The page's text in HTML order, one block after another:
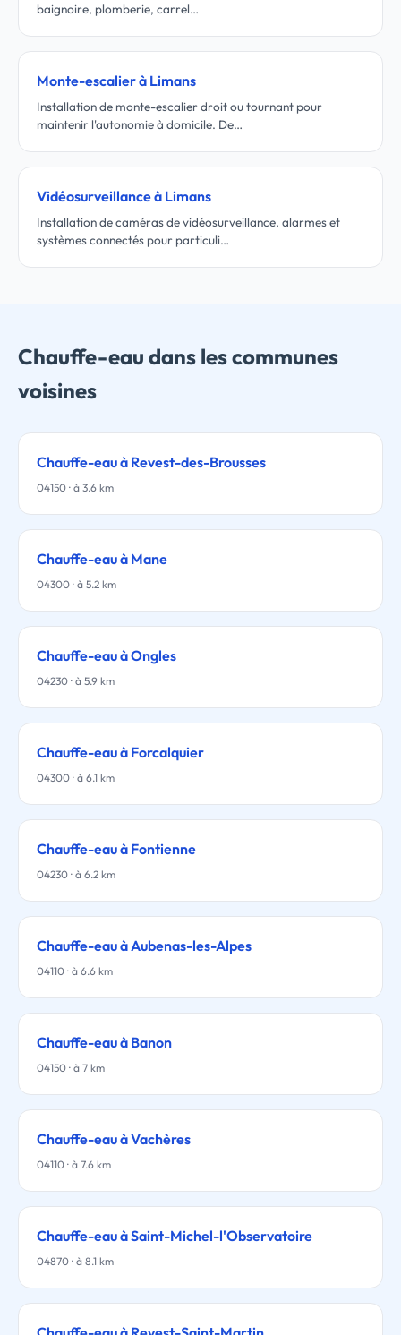
baignoire, plomberie, carrel…
Monte-escalier à Limans
Installation de monte-escalier droit ou tournant pour
maintenir l'autonomie à domicile. De…
Vidéosurveillance à Limans
Installation de caméras de vidéosurveillance, alarmes et
systèmes connectés pour particuli…
Chauffe-eau dans les communes
voisines
Chauffe-eau à Revest-des-Brousses
04150 · à 3.6 km
Chauffe-eau à Mane
04300 · à 5.2 km
Chauffe-eau à Ongles
04230 · à 5.9 km
Chauffe-eau à Forcalquier
04300 · à 6.1 km
Chauffe-eau à Fontienne
04230 · à 6.2 km
Chauffe-eau à Aubenas-les-Alpes
04110 · à 6.6 km
Chauffe-eau à Banon
04150 · à 7 km
Chauffe-eau à Vachères
04110 · à 7.6 km
Chauffe-eau à Saint-Michel-l'Observatoire
04870 · à 8.1 km